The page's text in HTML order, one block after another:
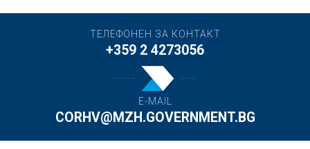
ТЕЛЕФОНЕН ЗА КОНТАКТ
+359 2 4273056
E-MAIL
CORHV@MZH.GOVERNMENT.BG